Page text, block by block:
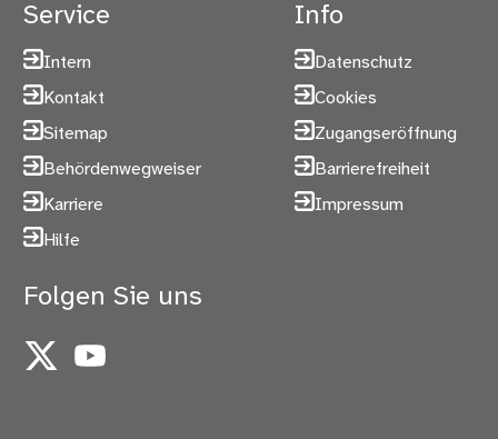
Service
Intern
Kontakt
Sitemap
Behördenwegweiser
Karriere
Hilfe
Info
Datenschutz
Cookies
Zugangseröffnung
Barrierefreiheit
Impressum
Folgen Sie uns
X YouTube